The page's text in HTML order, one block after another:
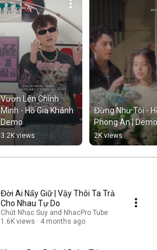
Vươn Lên Chính
Mình - Hồ Gia Khánh
Demo
3.2K views
Đừng Như Tôi -
Phong An | Demo
2K views
Đời Ai Nấy Giữ | Vậy Thôi Ta Trả
Cho Nhau Tự Do
Chút Nhạc Suy and NhacPro Tube
1.6K views
4 months ago